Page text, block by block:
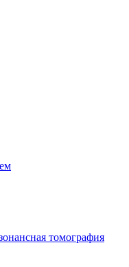
томография